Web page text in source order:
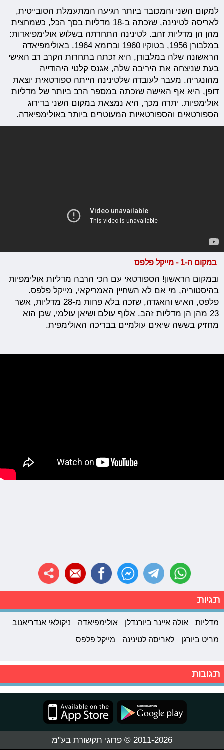
למקום השני והמכובד ביותר הגיעה המתעמלת הסובייטית,
לאריסה לטינינה, שזכתה ב-18 מדליות בסך הכל, כשמחצית
מהן הן מדליות זהב. לטינינה התחרתה בשלוש אולימפיאדות:
במלבורן 1956, בטוקיו 1960 וברומא 1964. באולימפיאדה
הראשונה שלה במלבורן, היא זכתה בתחרות הקרב רב האישי
בעת שניצחה את היריבה שלה, אגנס קלטי היהודייה
מהונגריה. מעבר לעובדה שלטינינה הייתה ספורטאית יוצאת
דופן, היא אף האישה שזכתה במספר הרב ביותר של מדליות
אולימפיות. יתרה מכך, היא נמצאת במקום השני בדירוג
הספורטאים והספורטאיות המעוטרים ביותר באולימפיאדה.
במקום ה-1 - מייקל פלפס
ובמקום הראשון! הספורטאי עם הכי הרבה מדליות אולימפיות
בהיסטוריה, מי אם לא השחיין האמריקאי, מייקל פלפס.
פלפס, האיש והאגדה, שזכה בלא פחות מ-28 מדליות, אשר
23 מהן הן מדליות זהב. אלוף עולם ושיאן עולמי, שכן הוא
מחזיק בששה שיאים עולמיים בבריכה האולימפית.
תגיות
מדליות אולה איינר ביורנדלן אולימפיאדה
ניקולאי אנדריאנוב
מריט ביורגן
לאריסה לטינינה מייקל פלפס
תגובות
2011-2026 © פרוגי תקשורת בע"מ